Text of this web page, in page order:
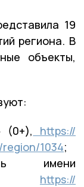
19
региона. В
объекты,
(0+), https://
1034;
имени
https://